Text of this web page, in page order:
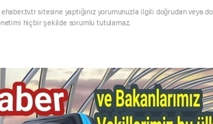
sitesine yaptığınız yorumunuzla ilgili doğrudan veya
hiçbir şekilde sorumlu tutulamaz.